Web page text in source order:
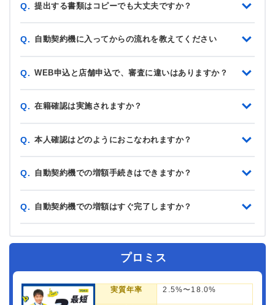
Q. 提出する書類はコピーでも大丈夫ですか？
Q. 自動契約機に入ってからの流れを教えてください
Q. WEB申込と店舗申込で、審査に違いはありますか？
Q. 在籍確認は実施されますか？
Q. 本人確認はどのようにおこなわれますか？
Q. 自動契約機での増額手続きはできますか？
Q. 自動契約機での増額はすぐ完了しますか？
プロミス
実質年率 2.5%〜18.0%